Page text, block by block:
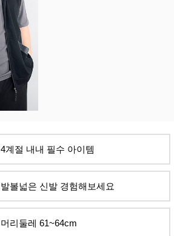
4계절 내내 필수 아이템
발볼넓은 신발 경험해보세요
머리둘레 61~64cm